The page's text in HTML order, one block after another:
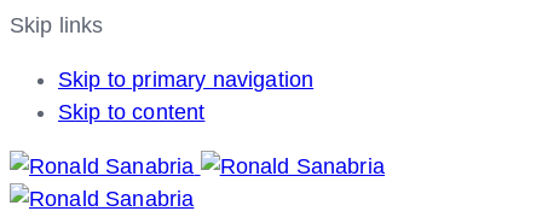
Skip links
Skip to primary navigation
Skip to content